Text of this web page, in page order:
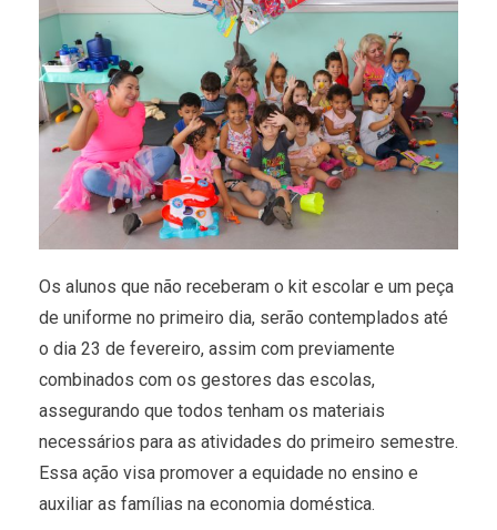
Os alunos que não receberam o kit escolar e um peça
de uniforme no primeiro dia, serão contemplados até
o dia 23 de fevereiro, assim com previamente
combinados com os gestores das escolas,
assegurando que todos tenham os materiais
necessários para as atividades do primeiro semestre.
Essa ação visa promover a equidade no ensino e
auxiliar as famílias na economia doméstica.